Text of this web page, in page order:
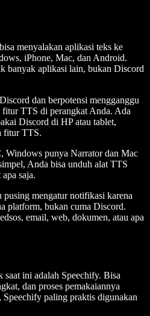
menyalakan aplikasi teks ke
iPhone, Mac, dan Android.
banyak aplikasi lain, bukan Discord
dan berpotensi mengganggu
TTS di perangkat Anda. Ada
Discord di HP atau tablet,
fitur TTS.
Windows punya Narrator dan Mac
Anda bisa unduh alat TTS
saja.
mengatur notifikasi karena
platform, bukan cuma Discord.
email, web, dokumen, atau apa
saat ini adalah Speechify. Bisa
dan proses pemakaiannya
paling praktis digunakan